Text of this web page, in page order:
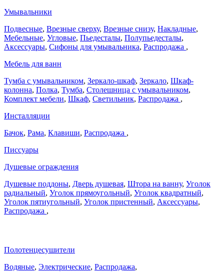
Умывальники
Подвесные, Врезные сверху, Врезные снизу, Накладные,
Мебельные, Угловые, Пьедесталы, Полупьедесталы,
Аксессуары, Сифоны для умывальника, Распродажа ,
Мебель для ванн
Тумба с умывальником, Зеркало-шкаф, Зеркало, Шкаф-
колонна, Полка, Тумба, Столешница с умывальником,
Комплект мебели, Шкаф, Светильник, Распродажа ,
Инсталляции
Бачок, Рама, Клавиши, Распродажа ,
Писсуары
Душевые ограждения
Душевые поддоны, Дверь душевая, Штора на ванну, Уголок
радиальный, Уголок прямоугольный, Уголок квадратный,
Уголок пятиугольный, Уголок пристенный, Аксессуары,
Распродажа ,
Полотенцесушители
Водяные, Электрические, Распродажа,